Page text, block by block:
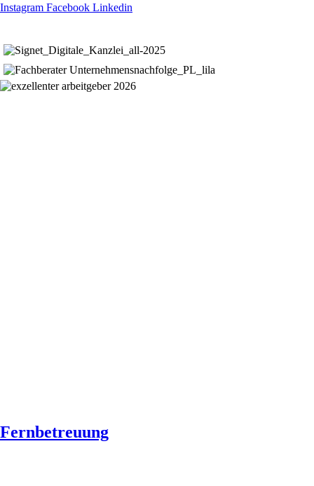
Instagram Facebook Linkedin
Fernbetreuung